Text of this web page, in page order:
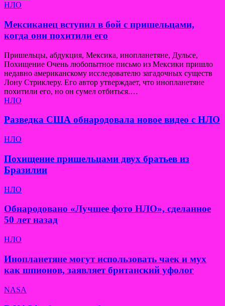
НЛО
Мексиканец вступил в бой с пришельцами,
когда они похитили его
Пришельцы, абдукция, Мексика, инопланетяне, Дульсе,
Похищение Очень любопытное письмо из Мексики пришло
недавно американскому исследователю загадочных существ
Лону Стриклеру. Его автор утверждает, что инопланетяне
похитили его, но он сумел отбиться.…
НЛО
Разведка США обнародовала новое видео с НЛО
НЛО
Похищение пришельцами двух братьев из
Бразилии
НЛО
Обнародовано «Лучшее фото НЛО», сделанное
50 лет назад
НЛО
Инопланетяне могут использовать чаек и мух
как шпионов, заявляет британский уфолог
NASA